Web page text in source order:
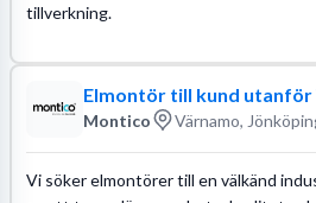
tillverkning.
Elmontör till kund utanför
Montico Värnamo,
Vi söker elmontörer till en välkänd